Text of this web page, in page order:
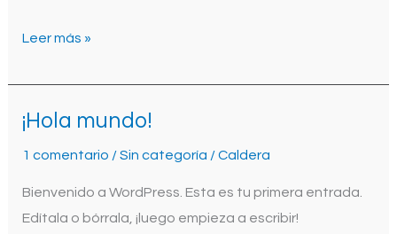
Leer más »
¡Hola mundo!
1 comentario /Sin categoría /Caldera
Bienvenido a WordPress. Esta es tu primera entrada.
Edítala o bórrala, ¡luego empieza a escribir!
¡Hola